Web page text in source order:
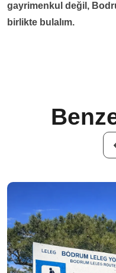
gayrimenkul değil,
birlikte bulalım.